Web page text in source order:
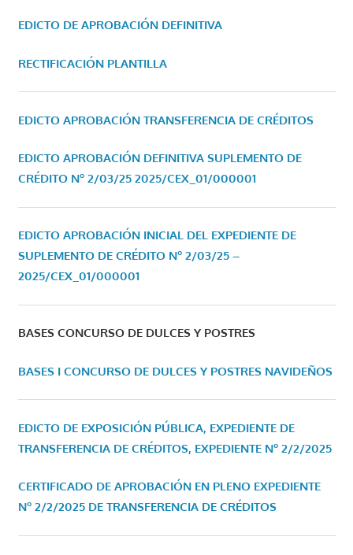
EDICTO DE APROBACIÓN DEFINITIVA
RECTIFICACIÓN PLANTILLA
EDICTO APROBACIÓN TRANSFERENCIA DE CRÉDITOS
EDICTO APROBACIÓN DEFINITIVA SUPLEMENTO DE
CRÉDITO Nº 2/03/25 2025/CEX_01/000001
EDICTO APROBACIÓN INICIAL DEL EXPEDIENTE DE
SUPLEMENTO DE CRÉDITO Nº 2/03/25 –
2025/CEX_01/000001
BASES CONCURSO DE DULCES Y POSTRES
BASES I CONCURSO DE DULCES Y POSTRES NAVIDEÑOS
EDICTO DE EXPOSICIÓN PÚBLICA, EXPEDIENTE DE
TRANSFERENCIA DE CRÉDITOS, EXPEDIENTE Nº 2/2/2025
CERTIFICADO DE APROBACIÓN EN PLENO EXPEDIENTE
Nº 2/2/2025 DE TRANSFERENCIA DE CRÉDITOS